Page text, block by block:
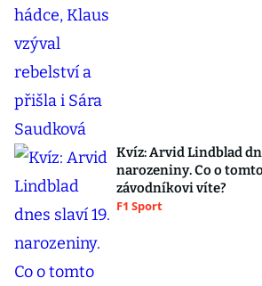
Kvíz: Arvid Lindblad
narozeniny. Co o
závodníkovi víte?
F1 Sport